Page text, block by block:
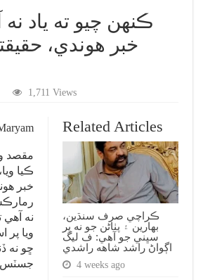
ڪنهن چيو ته ياد
خبر هوندي،
1,711 Views
Related Articles
ڪراچي صرف سنڌين،
بهارين ۽ پٺاڻن جو نه پر
سڀني جو آهي: ف ليگ
اڳواڻ راشد شاهه راشدي
4 weeks ago
مقصد
ڪيا
خبر
نه
ويا پر
ڇو نه
جسٽس